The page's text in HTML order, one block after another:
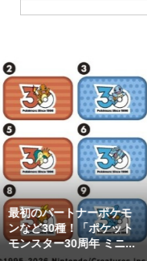
ポケモンの姿のソフビ貯
金箱「ポケモンコインバ
ンク」に、ゲンガーな...